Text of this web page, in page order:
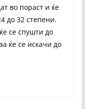
во пораст и ќе
до 32 степени.
се спушти до
ќе се искачи до